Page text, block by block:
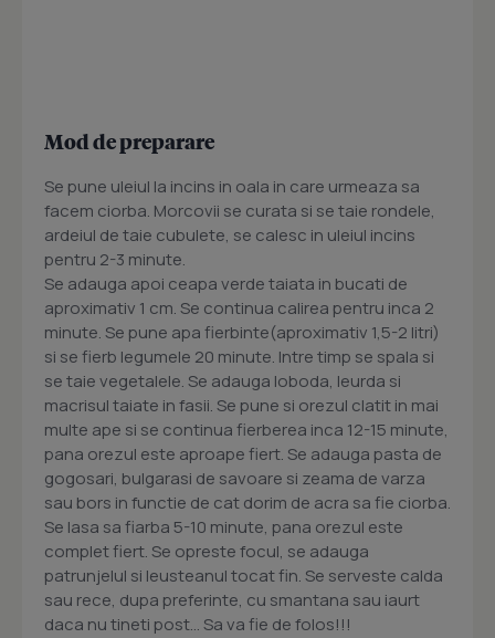
Mod de preparare
Se pune uleiul la incins in oala in care urmeaza sa
facem ciorba. Morcovii se curata si se taie rondele,
ardeiul de taie cubulete, se calesc in uleiul incins
pentru 2-3 minute.
Se adauga apoi ceapa verde taiata in bucati de
aproximativ 1 cm. Se continua calirea pentru inca 2
minute. Se pune apa fierbinte(aproximativ 1,5-2 litri)
si se fierb legumele 20 minute. Intre timp se spala si
se taie vegetalele. Se adauga loboda, leurda si
macrisul taiate in fasii. Se pune si orezul clatit in mai
multe ape si se continua fierberea inca 12-15 minute,
pana orezul este aproape fiert. Se adauga pasta de
gogosari, bulgarasi de savoare si zeama de varza
sau bors in functie de cat dorim de acra sa fie ciorba.
Se lasa sa fiarba 5-10 minute, pana orezul este
complet fiert. Se opreste focul, se adauga
patrunjelul si leusteanul tocat fin. Se serveste calda
sau rece, dupa preferinte, cu smantana sau iaurt
daca nu tineti post… Sa va fie de folos!!!